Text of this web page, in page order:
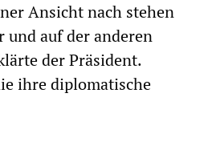
Ansicht nach stehen
und auf der anderen
der Präsident.
ihre diplomatische